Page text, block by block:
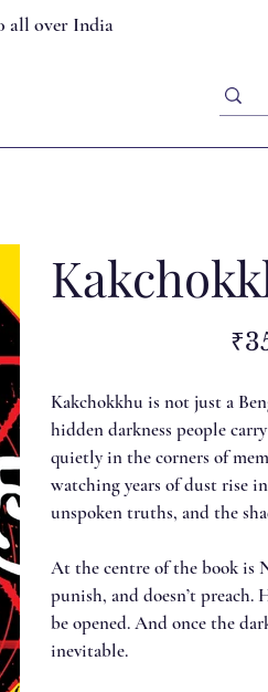
all over India
Original
price
Kakchokkhu is not just a
hidden darkness people
quietly in the corners of
watching years of dust rise
unspoken truths, and the
At the centre of the book is
punish, and doesn’t preach.
be opened. And once the
inevitable.